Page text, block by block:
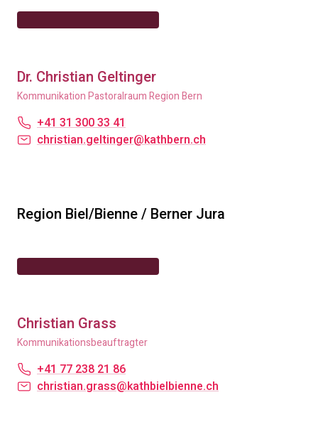
Dr. Christian Geltinger
Kommunikation Pastoralraum Region Bern
+41 31 300 33 41
christian.geltinger@kathbern.ch
Region Biel/Bienne / Berner Jura
Christian Grass
Kommunikationsbeauftragter
+41 77 238 21 86
christian.grass@kathbielbienne.ch